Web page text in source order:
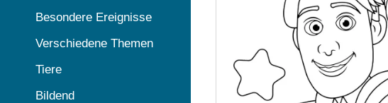
Besondere Ereignisse
Verschiedene Themen
Tiere
Bildend